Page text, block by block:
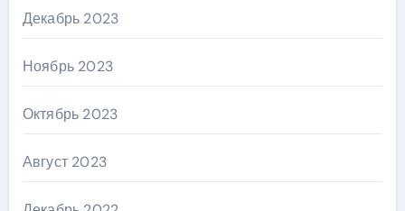
Декабрь 2023
Ноябрь 2023
Октябрь 2023
Август 2023